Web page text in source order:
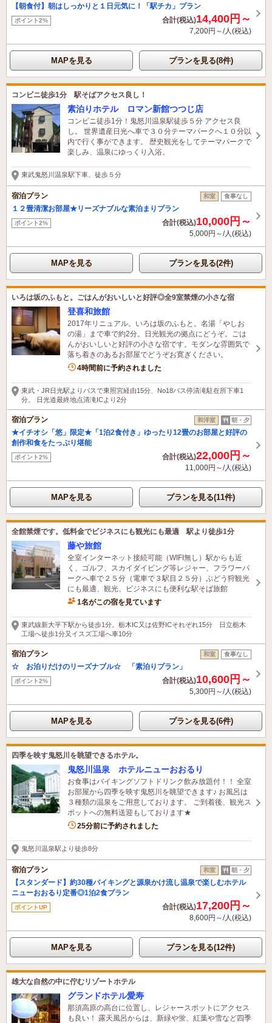
【朝食付】朝はしっかりと１日元気に！「駅チカ」プラン
ポイント2% 合計(税込)14,400円～
7,200円～/人(税込)
MAPを見る プランを見る(8件)
コンビニ徒歩1分 駅そばアクセス良し！
素泊りホテル ロマン新館つつじ店
コンビニ徒歩1分！鬼怒川温泉駅徒歩５分 アクセス良
し。 世界遺産日光へ車で３０分テーマパークへ１０分以
内で行く事ができます。 歴史観光をしてテーマパークで
楽しみ、温泉にゆっくり入浴。
東武鬼怒川温泉駅下車、徒歩５分
宿泊プラン 和室 食事なし
１２畳清潔お部屋★リーズナブルな素泊まりプラン
ポイント2% 合計(税込)10,000円～
5,000円～/人(税込)
MAPを見る プランを見る(2件)
いろは坂のふもと。ごはんがおいしいと好評◎全9室禁煙の小さな宿
登喜和旅館
2017年リニュアル。いろは坂のふもと。名湯「やしお
の湯」まで車で約2分。日光観光の拠点にどうぞ。ごは
んがおいしいと好評の小さな宿です。モダンな雰囲気で
落ち着きのあるお部屋でどうぞお寛ぎください。
3名がこの宿を見ています
4時間前に予約されました
東武・JR日光駅よりバスで東照宮経由15分、No18バス停清滝駐在所下車1
分。 日光道最終地点清滝ICより2分
宿泊プラン 和洋室 朝・夕
★イチオシ「悠」限定★「1泊2食付き」ゆったり12畳のお部屋と好評の
創作和食をたっぷり堪能
ポイント2% 合計(税込)22,000円～
11,000円～/人(税込)
MAPを見る プランを見る(11件)
全館禁煙です。低料金でビジネスにも観光にも最適 駅より徒歩1分
藤や旅館
全室インターネット接続可能（WIFI無し）駅からも近
く、ゴルフ、スカイダイビング等レジャー、フラワーパ
ークへ車で２５分（電車で３駅目２５分）ぶどう狩観光
にも最適、観光、ビジネスにも便利な駅そば旅館
1名がこの宿を見ています
東武線新大平下駅から徒歩1分。栃木IC又は佐野ICそれぞれ15分 日立栃木
工場へ徒歩1分又イスズ工場へ車10分
宿泊プラン 和室 食事なし
☆ お泊りだけのリーズナブル☆ 「素泊りプラン」
ポイント2% 合計(税込)10,600円～
5,300円～/人(税込)
MAPを見る プランを見る(6件)
四季を映す鬼怒川を眺望できるホテル。
鬼怒川温泉 ホテルニューおおるり
お食事はバイキングソフトドリンク飲み放題付！！ 全室
お部屋から四季を映す鬼怒川を眺望できます♪ お風呂は
３種類の温泉をご用意しております。 ご到着後、観光ス
ポットへの無料送迎もしております★
9名がこの宿を見ています
25分前に予約されました
鬼怒川温泉駅より徒歩8分
宿泊プラン 和室 朝・夕
【スタンダード】約30種バイキングと源泉かけ流し温泉で楽しむホテル
ニューおおるり定番◎1泊2食プラン
ポイントUP 合計(税込)17,200円～
8,600円～/人(税込)
MAPを見る プランを見る(12件)
雄大な自然の中に佇むリゾートホテル
グランドホテル愛寿
那須高原の高台に位置し、レジャースポットにアクセス
も良い！ 露天風呂からは、新緑や蛍、紅葉や雪など四季